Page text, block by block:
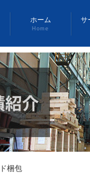
ホーム
Home
サ
梱包